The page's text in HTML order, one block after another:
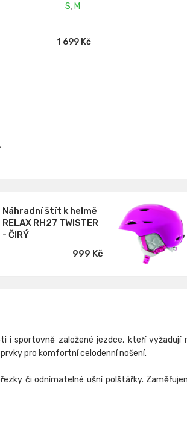
S, M
1 699 Kč
Náhradní štít k helmě
RELAX RH27 TWISTER
- ČIRÝ
999 Kč
i sportovně založené jezdce, kteří vyžadují
pro komfortní celodenní nošení.
či odnímatelné ušní polštářky.